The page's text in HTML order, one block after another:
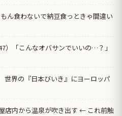
ん食わないで納豆食っときゃ間違い
）「こんなオバサンでいいの…？」
界の『日本びいき』にヨーロッパ
店内から温泉が吹き出す ← これ前触